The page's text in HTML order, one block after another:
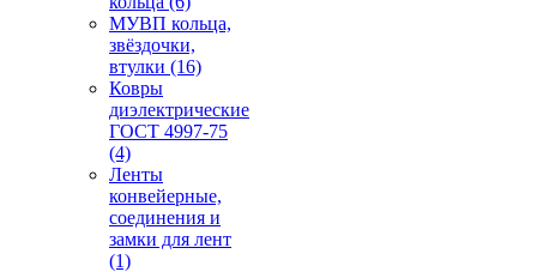
МУВП кольца,
звёздочки,
втулки (16)
Ковры
диэлектрические
ГОСТ 4997-75
(4)
Ленты
конвейерные,
соединения и
замки для лент
(1)